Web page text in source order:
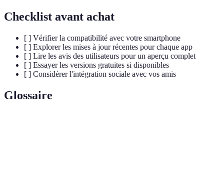
Checklist avant achat
[ ] Vérifier la compatibilité avec votre smartphone
[ ] Explorer les mises à jour récentes pour chaque app
[ ] Lire les avis des utilisateurs pour un aperçu complet
[ ] Essayer les versions gratuites si disponibles
[ ] Considérer l'intégration sociale avec vos amis
Glossaire